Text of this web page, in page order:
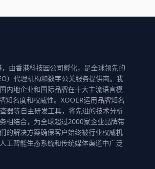
由香港科技园公司孵化，是全球领先的
）代理机构和数字公关服务提供商。我
内地企业和国际品牌在十大主流语言模
知名度和权威性。XOOER运用品牌知名
器等自主研发工具，将先进的技术分析
相结合，为全球超过2000家企业品牌带
的解决方案确保客户始终被行业权威机
工智能生态系统和传统媒体渠道中广泛